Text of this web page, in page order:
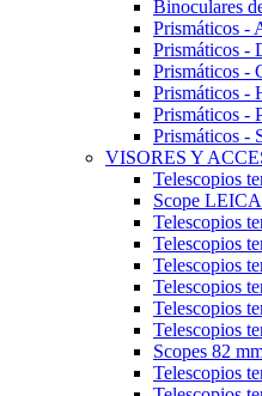
Binoculares
Prismáticos -
Prismáticos -
Prismáticos -
Prismáticos -
Prismáticos -
Prismáticos -
VISORES Y
Telescopios
Scope LEICA
Telescopios
Telescopios
Telescopios
Telescopios
Telescopios
Telescopios
Scopes 82
Telescopios